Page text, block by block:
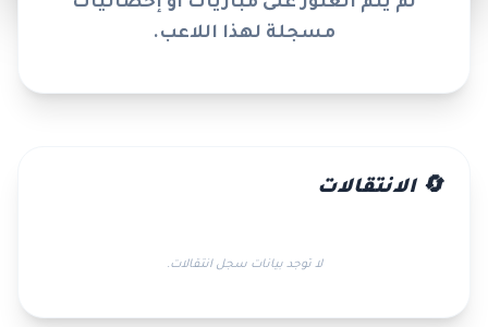
مسجلة لهذا اللاعب.
🔄 الانتقالات
لا توجد بيانات سجل انتقالات.